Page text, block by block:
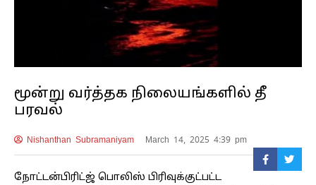
மூன்று வர்த்தக நிலையங்களில் தீ
பரவல்
Nishanthan Subramaniyam March 14, 2025 4:39 pm
நோட்டன்பிரிட்ஜ் பொலிஸ் பிரிவுக்குட்பட்ட